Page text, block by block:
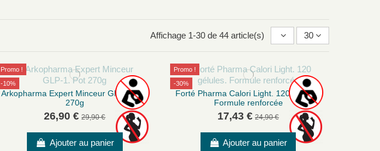
Affichage 1-30 de 44 article(s) 30
Promo !
-10%
Arkopharma Expert Minceur GLP-1. Pot
270g
26,90 € 29,90 €
Ajouter au panier
Promo !
-30%
Forté Pharma Calori Light. 120 gélules.
Formule renforcée
17,43 € 24,90 €
Ajouter au panier